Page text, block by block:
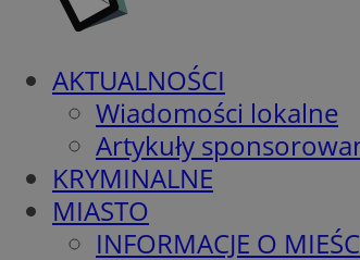
AKTUALNOŚCI
Wiadomości lokalne
Artykuły
KRYMINALNE
MIASTO
INFORMACJE O